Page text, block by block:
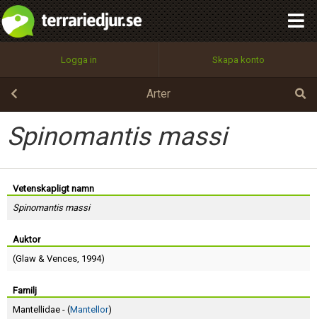
Logga in Skapa konto
Arter
Spinomantis massi
Vetenskapligt namn
Spinomantis massi
Auktor
(Glaw & Vences, 1994)
Familj
Mantellidae - (Mantellor)
Utför
100%
OK
integritetspolicy
Namn:
Epost:
Användarnamn:
Lösenord:
Terms of Service
Begär nytt lösenord
Tillbaka till förstasidan